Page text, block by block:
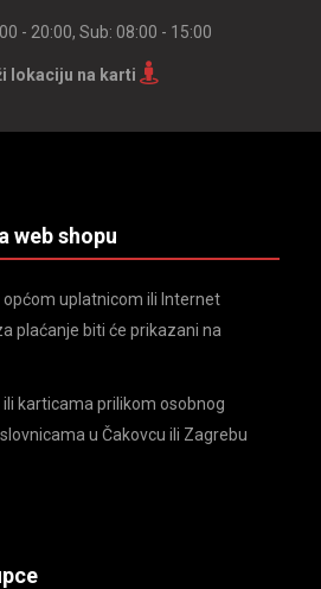
- 20:00, Sub: 08:00 - 15:00
lokaciju na karti
web shopu
općom uplatnicom ili Internet
plaćanje biti će prikazani na
karticama prilikom osobnog
u Čakovcu ili Zagrebu